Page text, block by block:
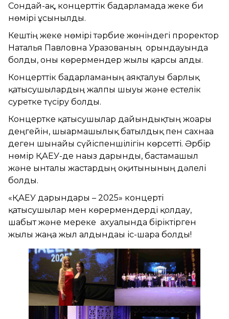
Сондай-ақ, концерттік бағдарламада жеке би
нөмірі ұсынылды.
Кештің жеке нөмірі тәрбие жөніндегі проректор
Наталья Павловна Уразованың орындауында
болды, оны көрермендер жылы қарсы алды.
Концерттік бағдарламаның аяқталуы барлық
қатысушылардың жалпы шығуы және естелік
суретке түсіру болды.
Концертке қатысушылар дайындықтың жоғары
деңгейін, шығармашылық батылдық пен сахнаға
деген шынайы сүйіспеншілігін көрсетті. Әрбір
нөмір ҚАЕУ-де нағыз дарынды, бастамашыл
және ынталы жастардың оқитынының дәлелі
болды.
«ҚАЕУ дарындары – 2025» концерті
қатысушылар мен көрермендерді қолдау,
шабыт және мереке ахуалында біріктірген
жылы жаңа жыл алдындағы іс-шара болды!